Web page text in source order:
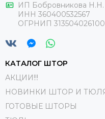
ИП Бобровникова Н.Н.
ИНН 360400532567
ОГРНИП
КАТАЛОГ ШТОР
АКЦИИ!!!
НОВИНКИ ШТОР И
ГОТОВЫЕ ШТОРЫ